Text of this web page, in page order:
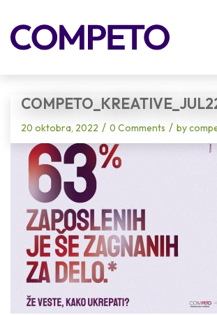
You are here: Home Vhodna stran / Ste opazili našo
Competo_kreative_Jul22_SOCIAL_2
20 oktobra, 2022 / 0 Comments / by